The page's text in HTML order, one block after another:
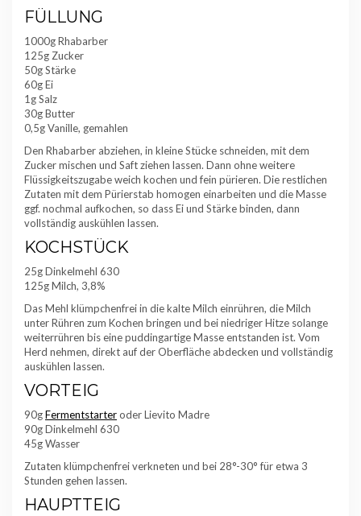
FÜLLUNG
1000g Rhabarber
125g Zucker
50g Stärke
60g Ei
1g Salz
30g Butter
0,5g Vanille, gemahlen
Den Rhabarber abziehen, in kleine Stücke schneiden, mit dem
Zucker mischen und Saft ziehen lassen. Dann ohne weitere
Flüssigkeitszugabe weich kochen und fein pürieren. Die restlichen
Zutaten mit dem Pürierstab homogen einarbeiten und die Masse
ggf. nochmal aufkochen, so dass Ei und Stärke binden, dann
vollständig auskühlen lassen.
KOCHSTÜCK
25g Dinkelmehl 630
125g Milch, 3,8%
Das Mehl klümpchenfrei in die kalte Milch einrühren, die Milch
unter Rühren zum Kochen bringen und bei niedriger Hitze solange
weiterrühren bis eine puddingartige Masse entstanden ist. Vom
Herd nehmen, direkt auf der Oberfläche abdecken und vollständig
auskühlen lassen.
VORTEIG
90gFermentstarteroder Lievito Madre
90g Dinkelmehl 630
45g Wasser
Zutaten klümpchenfrei verkneten und bei 28°-30° für etwa 3
Stunden gehen lassen.
HAUPTTEIG